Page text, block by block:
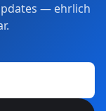
— ehrlich